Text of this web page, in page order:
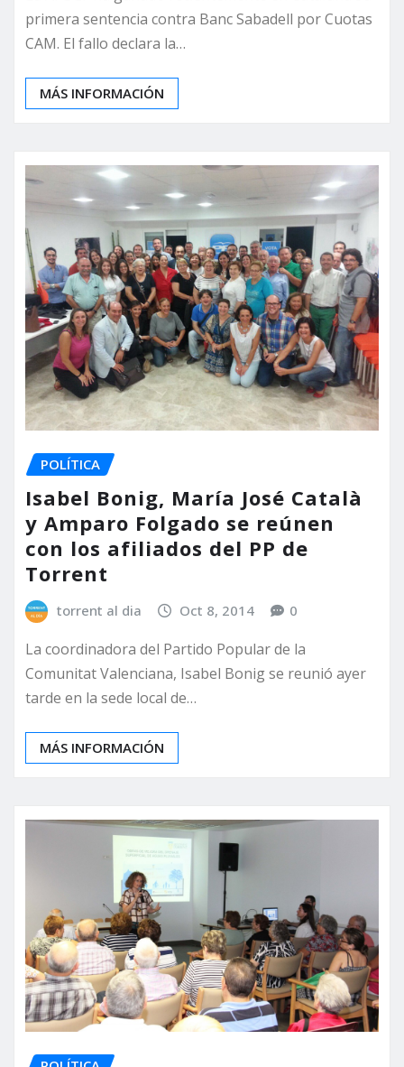
primera sentencia contra Banc Sabadell por Cuotas
CAM. El fallo declara la…
MÁS INFORMACIÓN
POLÍTICA
Isabel Bonig, María José Català
y Amparo Folgado se reúnen
con los afiliados del PP de
Torrent
torrent al dia Oct 8, 2014 0
La coordinadora del Partido Popular de la
Comunitat Valenciana, Isabel Bonig se reunió ayer
tarde en la sede local de…
MÁS INFORMACIÓN